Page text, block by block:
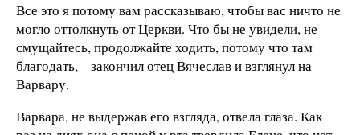
Все это я потому вам рассказываю, чтобы вас ничто не
могло оттолкнуть от Церкви. Что бы не увидели, не
смущайтесь, продолжайте ходить, потому что там
благодать, – закончил отец Вячеслав и взглянул на
Варвару.
Варвара, не выдержав его взгляда, отвела глаза. Как